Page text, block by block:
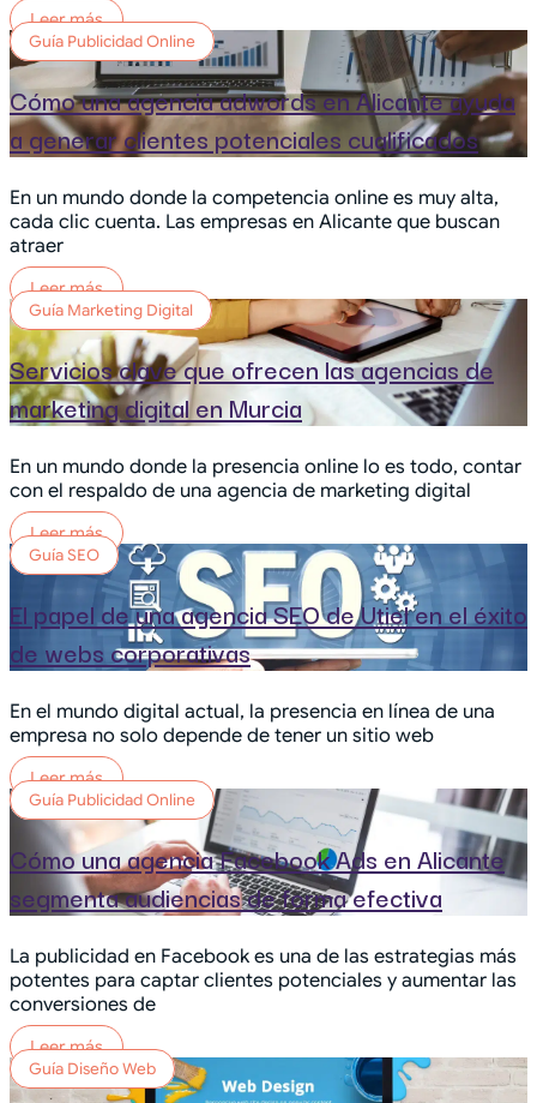
Leer más
Guía Publicidad Online
Cómo una agencia adwords en Alicante ayuda
a generar clientes potenciales cualificados
En un mundo donde la competencia online es muy alta,
cada clic cuenta. Las empresas en Alicante que buscan
atraer
Leer más
Guía Marketing Digital
Servicios clave que ofrecen las agencias de
marketing digital en Murcia
En un mundo donde la presencia online lo es todo, contar
con el respaldo de una agencia de marketing digital
Leer más
Guía SEO
El papel de una agencia SEO de Utiel en el éxito
de webs corporativas
En el mundo digital actual, la presencia en línea de una
empresa no solo depende de tener un sitio web
Leer más
Guía Publicidad Online
Cómo una agencia Facebook Ads en Alicante
segmenta audiencias de forma efectiva
La publicidad en Facebook es una de las estrategias más
potentes para captar clientes potenciales y aumentar las
conversiones de
Leer más
Guía Diseño Web